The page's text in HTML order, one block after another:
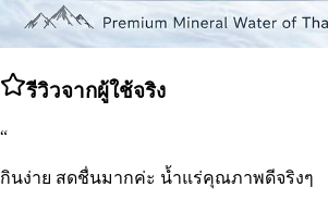
รีวิวจากผู้ใช้จริง
“
กินง่าย สดชื่นมากค่ะ น้ำแร่คุณภาพดีจริงๆ